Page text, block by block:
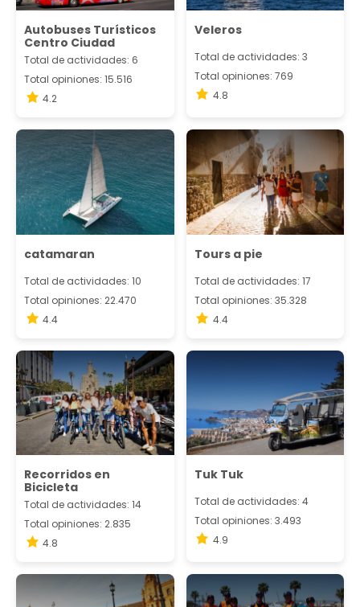
Autobuses Turísticos
Centro Ciudad
Total de actividades: 6
Total opiniones: 15.516
4.2
Veleros
Total de actividades: 3
Total opiniones: 769
4.8
catamaran
Total de actividades: 10
Total opiniones: 22.470
4.4
Tours a pie
Total de actividades: 17
Total opiniones: 35.328
4.4
Recorridos en
Bicicleta
Total de actividades: 14
Total opiniones: 2.835
4.8
Tuk Tuk
Total de actividades: 4
Total opiniones: 3.493
4.9